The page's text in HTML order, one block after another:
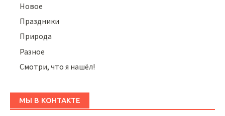
Новое
Праздники
Природа
Разное
Смотри, что я нашёл!
МЫ В КОНТАКТЕ